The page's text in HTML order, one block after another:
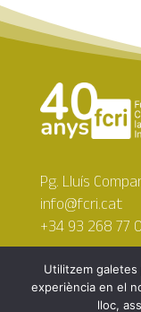
Pg. Lluís
info@fcri.cat
+34 93 268 77
Utilitzem
experiència en el
lloc,